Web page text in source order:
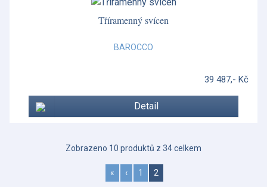
Tříramenný svícen
BAROCCO
39 487,- Kč
Detail
Zobrazeno 10 produktů z 34 celkem
« ‹ 1 2